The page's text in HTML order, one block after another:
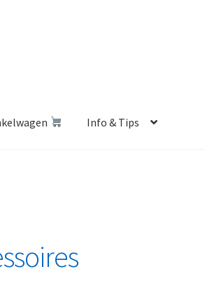
Info & Tips
Shop